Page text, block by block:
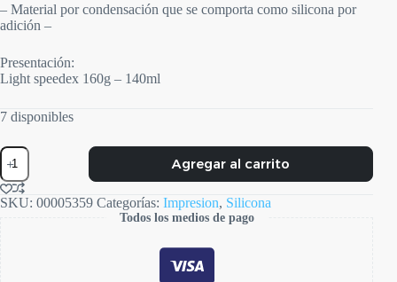
– Material por condensación que se comporta como silicona por
adición –
Presentación:
Light speedex 160g – 140ml
7 disponibles
Speedex
Fluida
cantidad
Agregar al carrito
SKU: 00005359 Categorías: Impresion, Silicona
Todos los medios de pago